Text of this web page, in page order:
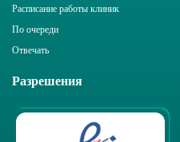
Расписание работы клиник
По очереди
Отвечать
Разрешения